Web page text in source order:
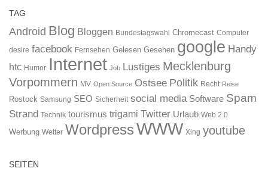
TAG
Android Blog Bloggen Bundestagswahl Chromecast Computer
desire facebook Fernsehen Gelesen Gesehen google Handy
htc Humor Internet Job Lustiges Mecklenburg
Vorpommern MV Open Source Ostsee Politik Recht Reise
Rostock Samsung SEO Sicherheit social media Software Spam
Strand Technik tourismus trigami Twitter Urlaub Web 2.0
Werbung Wetter WordpressWWW Xing youtube
SEITEN